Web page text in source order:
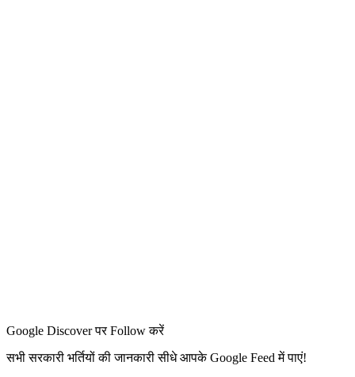
Google Discover पर Follow करें
सभी सरकारी भर्तियों की जानकारी सीधे आपके Google Feed में पाएं!